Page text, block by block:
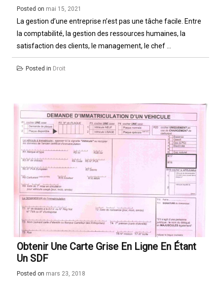
Posted on mai 15, 2021
La gestion d’une entreprise n’est pas une tâche facile. Entre
la comptabilité, la gestion des ressources humaines, la
satisfaction des clients, le management, le chef ...
Posted in Droit
Obtenir Une Carte Grise En Ligne En Étant
Un SDF
Posted on mars 23, 2018